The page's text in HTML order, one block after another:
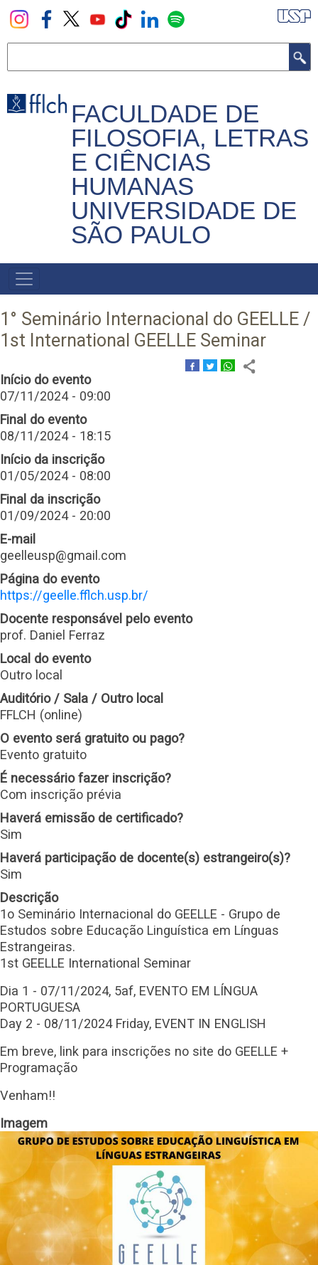
Pular
para
principal
FACULDADE DE
FILOSOFIA, LETRAS
E CIÊNCIAS
HUMANAS
UNIVERSIDADE DE
SÃO PAULO
NAVEGADOR
PRINCIPAL
1° Seminário Internacional do GEELLE /
1st International GEELLE Seminar
Início do evento
07/11/2024 - 09:00
Final do evento
08/11/2024 - 18:15
Início da inscrição
01/05/2024 - 08:00
Final da inscrição
01/09/2024 - 20:00
E-mail
geelleusp@gmail.com
Página do evento
https://geelle.fflch.usp.br/
Docente responsável pelo evento
prof. Daniel Ferraz
Local do evento
Outro local
Auditório / Sala / Outro local
FFLCH (online)
O evento será gratuito ou pago?
Evento gratuito
É necessário fazer inscrição?
Com inscrição prévia
Haverá emissão de certificado?
Sim
Haverá participação de docente(s) estrangeiro(s)?
Sim
Descrição
1o Seminário Internacional do GEELLE - Grupo de
Estudos sobre Educação Linguística em Línguas
Estrangeiras.
1st GEELLE International Seminar
Dia 1 - 07/11/2024, 5af, EVENTO EM LÍNGUA
PORTUGUESA
Day 2 - 08/11/2024 Friday, EVENT IN ENGLISH
Em breve, link para inscrições no site do GEELLE +
Programação
Venham!!
Imagem